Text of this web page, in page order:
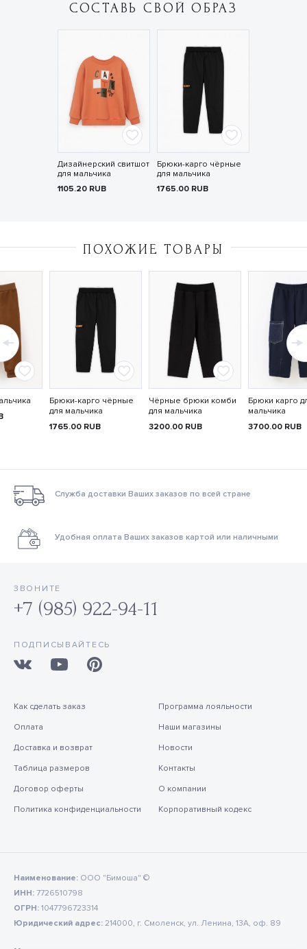
СОСТАВЬ СВОЙ ОБРАЗ
Дизайнерский свитшот
для мальчика
1105.20 RUB
Брюки-карго чёрные
для мальчика
1765.00 RUB
ПОХОЖИЕ ТОВАРЫ
Брюки-карго чёрные
для мальчика
1765.00 RUB
Чёрные брюки комби
для мальчика
3200.00 RUB
Брюки карго
мальчика
3700.00 RUB
Служба доставки Ваших заказов по всей стране
Удобная оплата Ваших заказов картой или наличными
ЗВОНИТЕ
+7 (985) 922-94-11
ПОДПИСЫВАЙТЕСЬ
Как сделать заказ
Оплата
Доставка и возврат
Таблица размеров
Договор оферты
Политика конфиденциальности
Программа лояльности
Наши магазины
Новости
Контакты
О компании
Корпоративный кодекс
Наименование: ООО "Бимоша" ©
ИНН: 7726510798
ОГРН: 1047796723314
Юридический адрес: 214000, г. Смоленск, ул. Ленина, 13А, оф. 89